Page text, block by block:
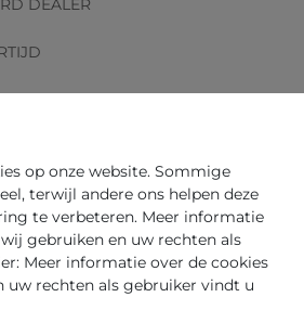
DEALER
het artikel Prijsaanvraag
op onze website. Sommige
terwijl andere ons helpen deze
te verbeteren. Meer informatie
gebruiken en uw rechten als
Meer informatie over de cookies
uw rechten als gebruiker vindt u